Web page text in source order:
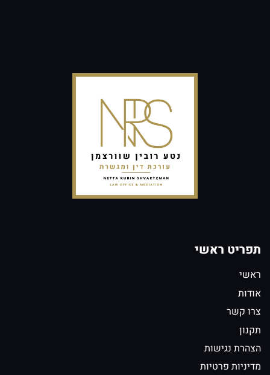
תפריט ראשי
ראשי
אודות
צרו קשר
תקנון
הצהרת נגישות
מדיניות פרטיות